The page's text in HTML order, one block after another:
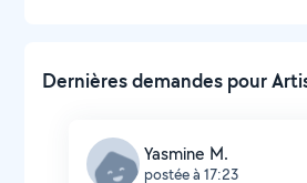
Dernières demandes pour
Yasmine M.
postée à 17:23